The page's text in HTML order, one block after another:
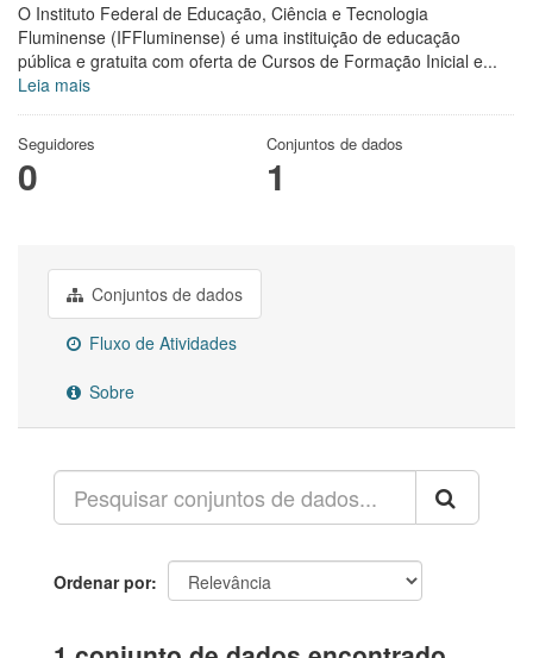
O Instituto Federal de Educação, Ciência e Tecnologia
Fluminense (IFFluminense) é uma instituição de educação
pública e gratuita com oferta de Cursos de Formação Inicial e...
Leia mais
Seguidores
0
Conjuntos de dados
1
Conjuntos de dados
Fluxo de Atividades
Sobre
Ordenar por